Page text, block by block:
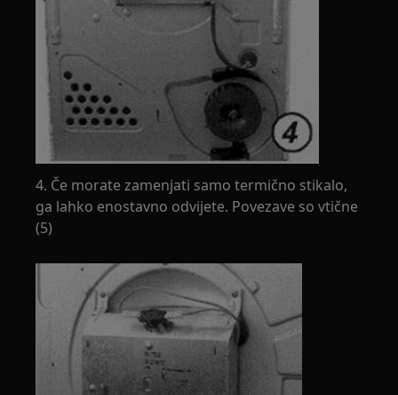
4. Če morate zamenjati samo termično stikalo,
ga lahko enostavno odvijete. Povezave so vtične
(5)